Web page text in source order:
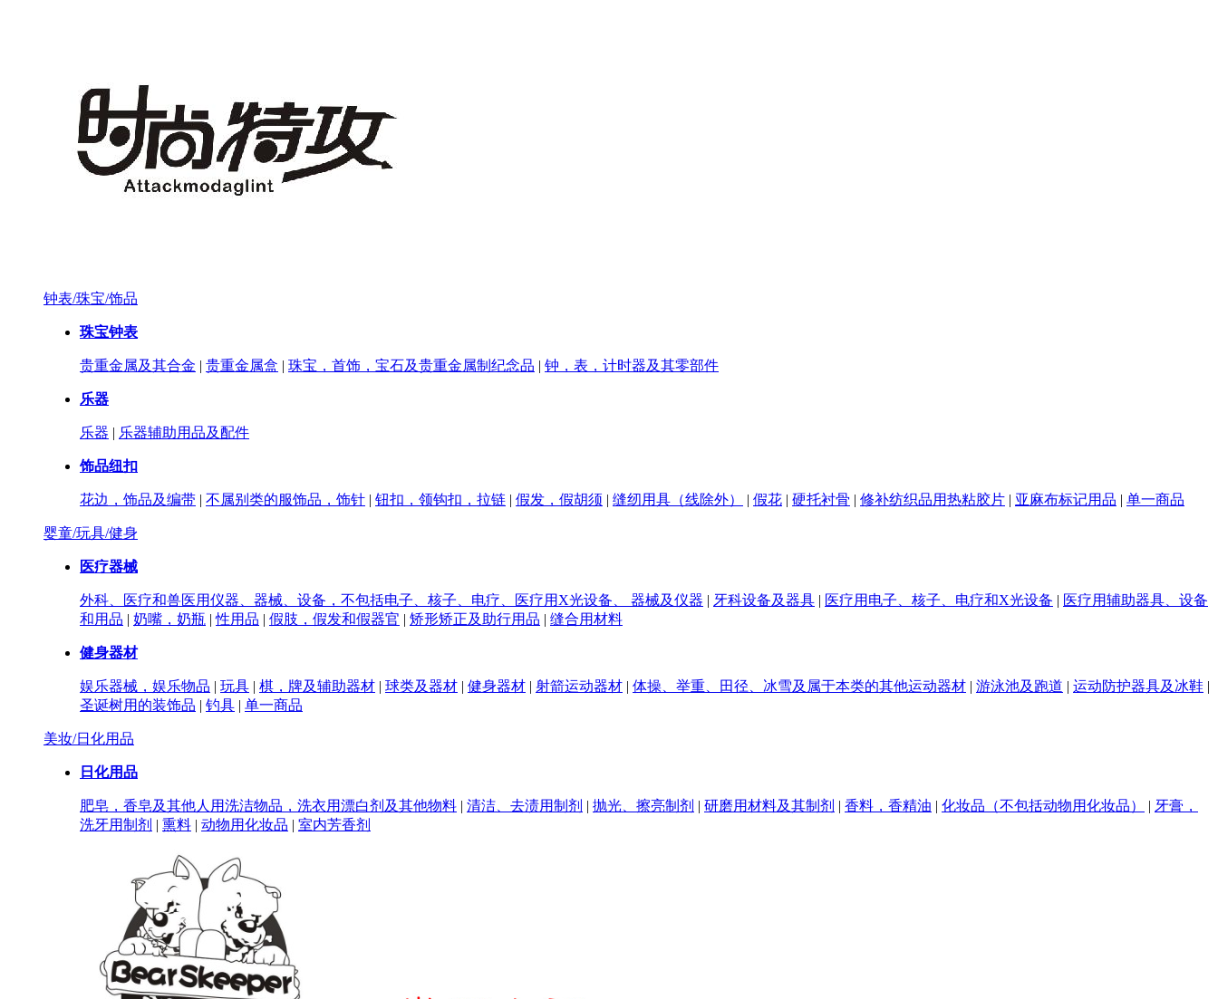
钟表/珠宝/饰品
珠宝钟表
贵重金属及其合金 | 贵重金属盒 | 珠宝，首饰，宝石及贵重金属制纪念品 | 钟，表，计时器及其零部件
乐器
乐器 | 乐器辅助用品及配件
饰品纽扣
花边，饰品及编带 | 不属别类的服饰品，饰针 | 钮扣，领钩扣，拉链 | 假发，假胡须 | 缝纫用具（线除外） | 假花 | 硬托衬骨 | 修补纺织品用热粘胶片 | 亚麻布标记用品 | 单一商品
婴童/玩具/健身
医疗器械
外科、医疗和兽医用仪器、器械、设备，不包括电子、核子、电疗、医疗用X光设备、 器械及仪器 | 牙科设备及器具 | 医疗用电子、核子、电疗和X光设备 | 医疗用辅助器具、设备
和用品 | 奶嘴，奶瓶 | 性用品 | 假肢，假发和假器官 | 矫形矫正及助行用品 | 缝合用材料
健身器材
娱乐器械，娱乐物品 | 玩具 | 棋，牌及辅助器材 | 球类及器材 | 健身器材 | 射箭运动器材 | 体操、举重、田径、冰雪及属于本类的其他运动器材 | 游泳池及跑道 | 运动防护器具及冰鞋 |
圣诞树用的装饰品 | 钓具 | 单一商品
美妆/日化用品
日化用品
肥皂，香皂及其他人用洗洁物品，洗衣用漂白剂及其他物料 | 清洁、去渍用制剂 | 抛光、擦亮制剂 | 研磨用材料及其制剂 | 香料，香精油 | 化妆品（不包括动物用化妆品） | 牙膏，
洗牙用制剂 | 熏料 | 动物用化妆品 | 室内芳香剂